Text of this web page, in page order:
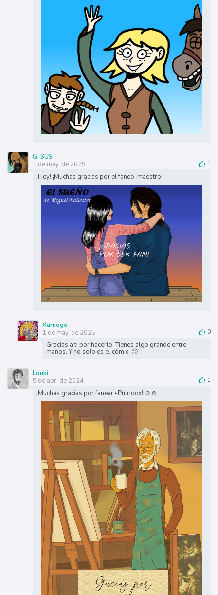
G-SUS
1 de may. de 2025
1
¡Hey! ¡Muchas gracias por el faneo, maestro!
Xarnego
1 de may. de 2025
0
Gracias a ti por hacerlo. Tienes algo grande entre
manos. Y no solo es el cómic. 😏
Louki
5 de abr. de 2024
1
¡Muchas gracias por fanear «Pútrido»! ☺️☺️